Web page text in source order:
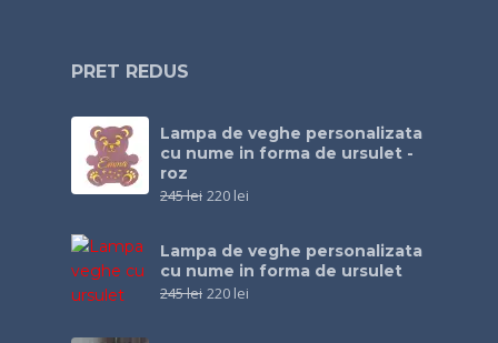
PRET REDUS
Lampa de veghe personalizata
cu nume in forma de ursulet -
roz
245lei 220 lei
Lampa de veghe personalizata
cu nume in forma de ursulet
245lei 220 lei